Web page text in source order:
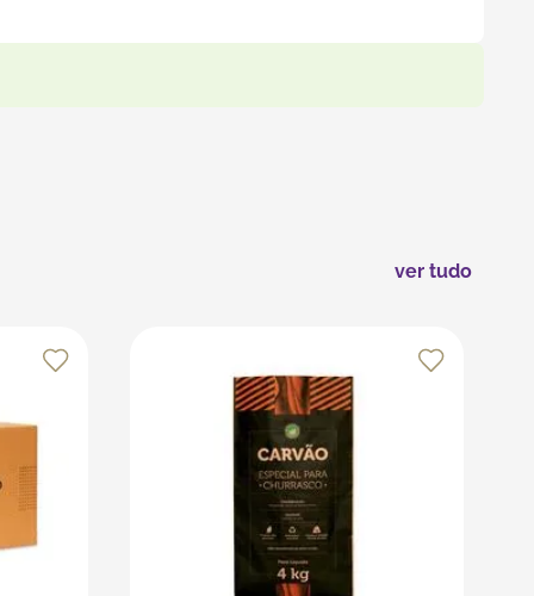
evitar folgas e garantir maior estabilidade
ver tudo